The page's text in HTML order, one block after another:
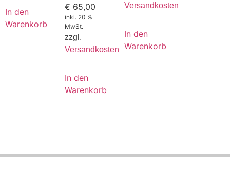
In den
Warenkorb
€ 65,00
inkl. 20 %
MwSt.
zzgl.
Versandkosten
In den
Warenkorb
Versandkosten
In den
Warenkorb